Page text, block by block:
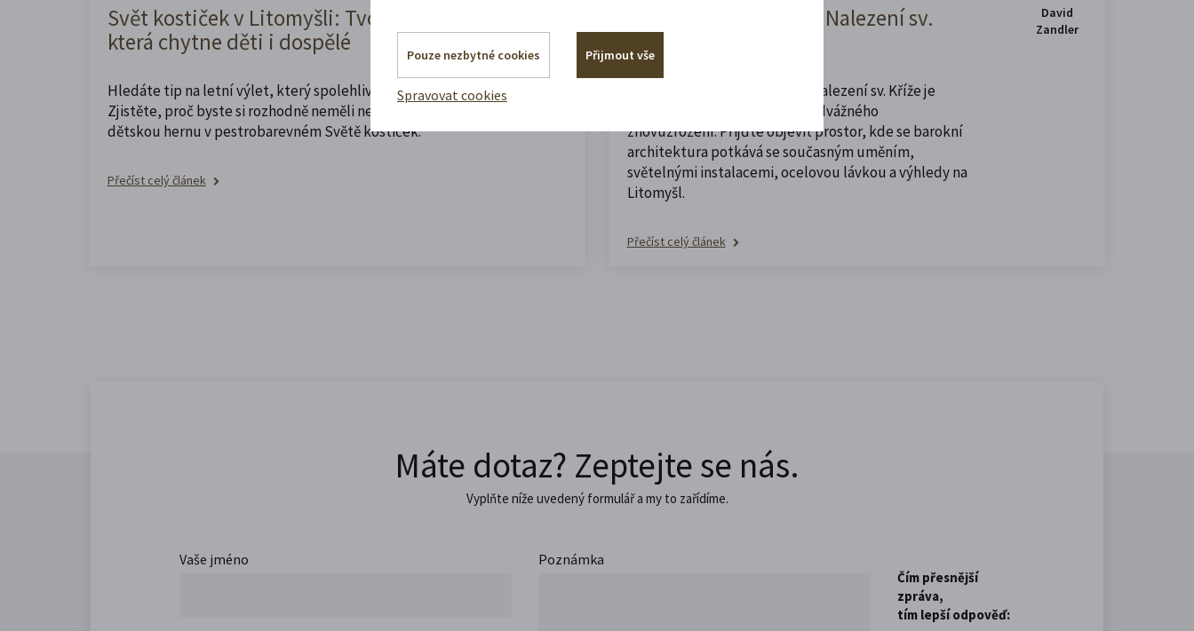
Svět kostiček v Litomyšli: Tvořivá zábava,
která chytne děti i dospělé
Hledáte tip na letní výlet, který spolehlivě zabaví malé i velké?
Zjistěte, proč byste si rozhodně neměli nechat ujít výstavu a velkou
dětskou hernu v pestrobarevném Světě kostiček.
Přečíst celý článek
Znovuzrozený chrám Nalezení sv.
Kříže
Příběh piaristického chrámu Nalezení sv. Kříže je
příběhem velkého chátrání i odvážného
znovuzrození. Přijďte objevit prostor, kde se barokní
architektura potkává se současným uměním,
světelnými instalacemi, ocelovou lávkou a výhledy na
Litomyšl.
Přečíst celý článek
David
Zandler
Máte dotaz? Zeptejte se nás.
Vyplňte níže uvedený formulář a my to zařídíme.
Vaše jméno Poznámka
Čím přesnější
zpráva,
tím lepší odpověď:
Pouze nezbytné cookies Přijmout vše
Spravovat cookies